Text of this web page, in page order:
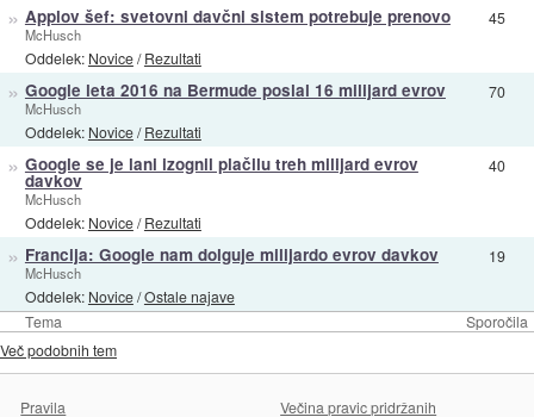
Tema Sporočila
» Applov šef: svetovni davčni sistem potrebuje prenovo
McHusch
Oddelek: Novice/Rezultati
45
» Google leta 2016 na Bermude poslal 16 milijard evrov
McHusch
Oddelek: Novice/Rezultati
70
» Google se je lani izognil plačilu treh milijard evrov
davkov
McHusch
Oddelek: Novice/Rezultati
40
» Francija: Google nam dolguje milijardo evrov davkov
McHusch
Oddelek: Novice/Ostale najave
19
Več podobnih tem
Pravila Večina pravic pridržanih